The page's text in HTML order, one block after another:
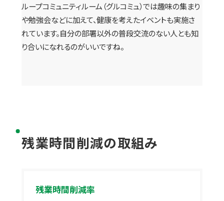
ループコミュニティルーム（グルコミュ）では趣味の集まり
や勉強会などに加えて、健康を考えたイベントも実施さ
れています。自分の部署以外の普段交流のない人とも知
り合いになれるのがいいですね。
残業時間削減の取組み
残業時間削減率